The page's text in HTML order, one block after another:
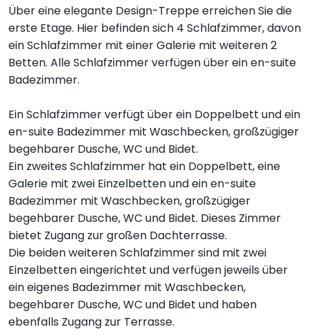
Über eine elegante Design-Treppe erreichen Sie die
erste Etage. Hier befinden sich 4 Schlafzimmer, davon
ein Schlafzimmer mit einer Galerie mit weiteren 2
Betten. Alle Schlafzimmer verfügen über ein en-suite
Badezimmer.
Ein Schlafzimmer verfügt über ein Doppelbett und ein
en-suite Badezimmer mit Waschbecken, großzügiger
begehbarer Dusche, WC und Bidet.
Ein zweites Schlafzimmer hat ein Doppelbett, eine
Galerie mit zwei Einzelbetten und ein en-suite
Badezimmer mit Waschbecken, großzügiger
begehbarer Dusche, WC und Bidet. Dieses Zimmer
bietet Zugang zur großen Dachterrasse.
Die beiden weiteren Schlafzimmer sind mit zwei
Einzelbetten eingerichtet und verfügen jeweils über
ein eigenes Badezimmer mit Waschbecken,
begehbarer Dusche, WC und Bidet und haben
ebenfalls Zugang zur Terrasse.